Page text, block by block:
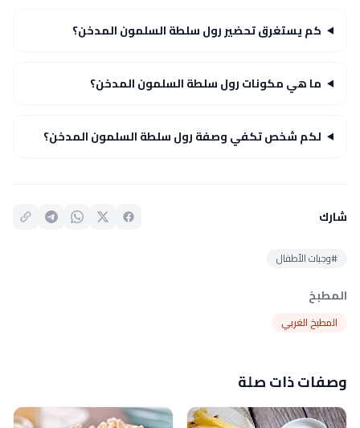
كم يستغرق تحضير رول سلطة السلمون المدخن؟
ما هي مكونات رول سلطة السلمون المدخن؟
لكم شخص تكفي وصفة رول سلطة السلمون المدخن؟
شارك
#وجبات الأطفال
المطبخ
المطبخ الغربي
وصفات ذات صلة